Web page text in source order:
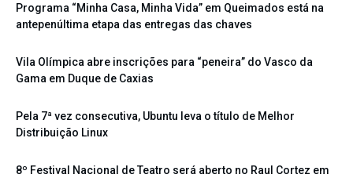
Programa “Minha Casa, Minha Vida” em Queimados está na
antepenúltima etapa das entregas das chaves
Vila Olímpica abre inscrições para “peneira” do Vasco da
Gama em Duque de Caxias
Pela 7ª vez consecutiva, Ubuntu leva o título de Melhor
Distribuição Linux
8º Festival Nacional de Teatro será aberto no Raul Cortez em